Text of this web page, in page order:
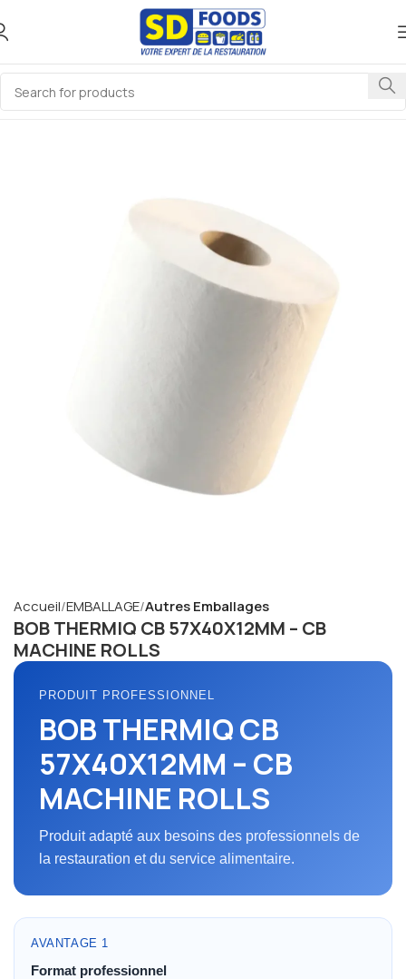
Accueil EMBALLAGE Autres Emballages
BOB THERMIQ CB 57X40X12MM – CB
MACHINE ROLLS
PRODUIT PROFESSIONNEL
BOB THERMIQ CB
57X40X12MM – CB
MACHINE ROLLS
Produit adapté aux besoins des professionnels de
la restauration et du service alimentaire.
AVANTAGE 1
Format professionnel